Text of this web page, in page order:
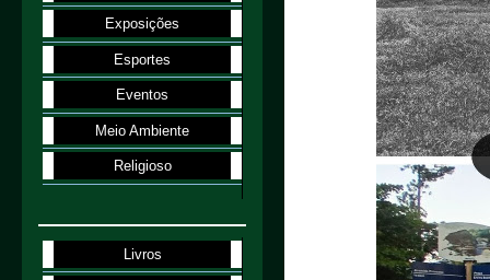
Exposições
Esportes
Eventos
Meio Ambiente
Religioso
Livros